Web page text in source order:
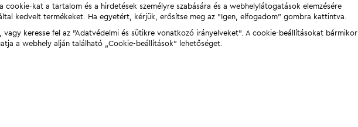
cookie-kat a tartalom és a hirdetések személyre szabására és a webhelylátogatások elemzésére
kedvelt termékeket. Ha egyetért, kérjük, erősítse meg az "Igen, elfogadom" gombra kattintva.
keresse fel az "Adatvédelmi és sütikre vonatkozó irányelveket". A cookie-beállításokat bármikor
a webhely alján található „Cookie-beállítások” lehetőséget.